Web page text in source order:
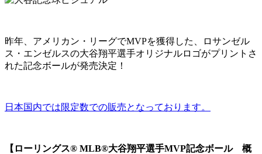
昨年、アメリカン・リーグでMVPを獲得した、ロサンゼル
ス・エンゼルスの大谷翔平選手オリジナルロゴがプリントさ
れた記念ボールが発売決定！
日本国内では限定数での販売となっております。
【ローリングス® MLB®大谷翔平選手MVP記念ボール 概